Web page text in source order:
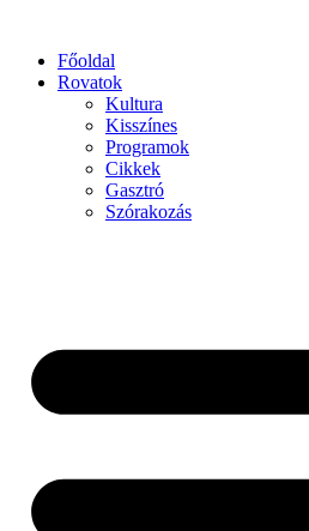
Főoldal
Rovatok
Kultura
Kisszínes
Programok
Cikkek
Gasztró
Szórakozás